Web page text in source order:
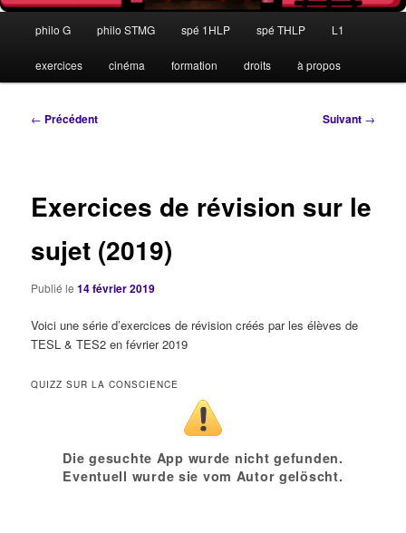
principal
philo G philo STMG spé 1HLP spé THLP L1
exercices cinéma formation droits à propos
Navigation
← Précédent Suivant →
Exercices de révision sur le
sujet (2019)
Publié le14 février 2019
Voici une série d’exercices de révision créés par les élèves de
TESL & TES2 en février 2019
QUIZZ SUR LA CONSCIENCE